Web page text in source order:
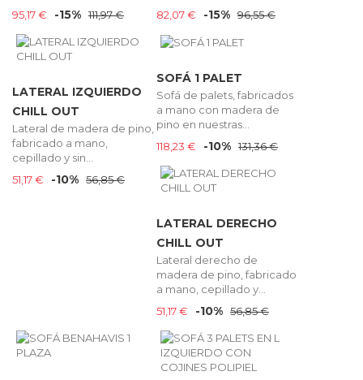
95,17 €
-15% 111,97 €
82,07 €
-15% 96,55 €
LATERAL IZQUIERDO
CHILL OUT
Lateral de madera de pino,
fabricado a mano,
cepillado y sin...
51,17 €
-10% 56,85 €
SOFÁ 1 PALET
Sofá de palets, fabricados
a mano con madera de
pino en nuestras...
118,23 €
-10% 131,36 €
LATERAL DERECHO
CHILL OUT
Lateral derecho de
madera de pino, fabricado
a mano, cepillado y...
51,17 €
-10% 56,85 €